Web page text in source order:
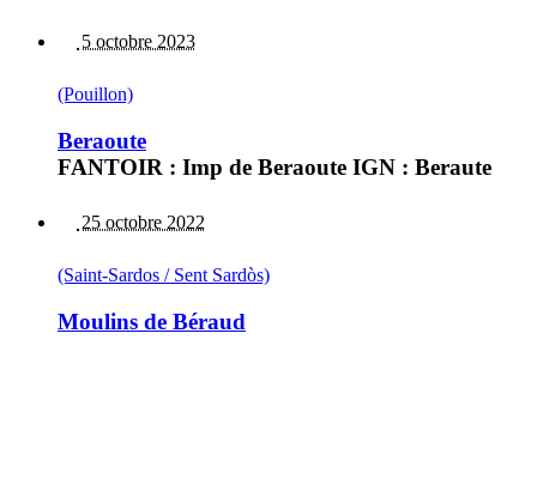
5 octobre 2023
(Pouillon)
Beraoute
FANTOIR : Imp de Beraoute IGN : Beraute
25 octobre 2022
(Saint-Sardos / Sent Sardòs)
Moulins de Béraud